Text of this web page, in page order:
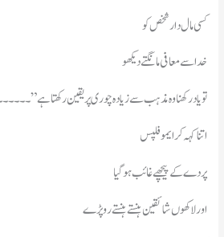
کسی مال دار شخص کو
خدا سے معافی مانگتے دیکھو
تو یاد رکھنا وہ مذہب سےزیادہ چوری پر یقین رکھتا ہے”۔۔۔
اتنا کہہ کر ایمو فلپس
پردے کے پیچھے غائب ہو گیا
اور لاکھوں شائقین ہنستے ہنستےرو پڑے